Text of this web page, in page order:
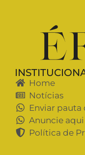
Home
Notícias
Enviar pauta
Anuncie aqui
Política de